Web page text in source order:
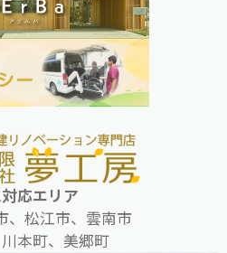
応エリア
、松江市、雲南市
本町、美郷町